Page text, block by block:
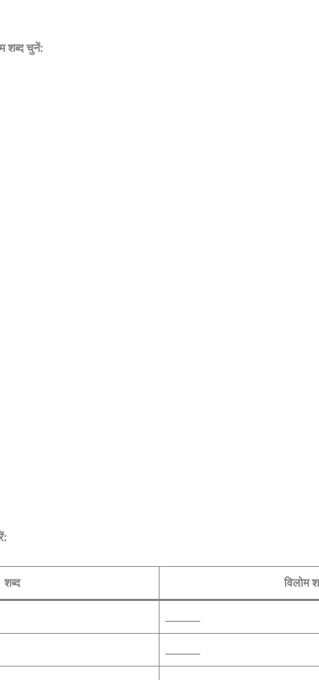
शब्द चुनें:
शब्द विलोम